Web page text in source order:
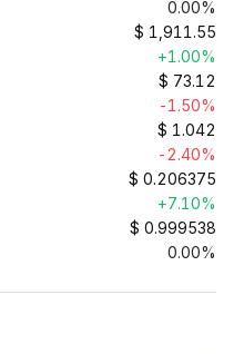
0.00%
$ 1,911.55
+1.00%
$ 73.12
-1.50%
$ 1.042
-2.40%
$ 0.206375
+7.10%
$ 0.999538
0.00%